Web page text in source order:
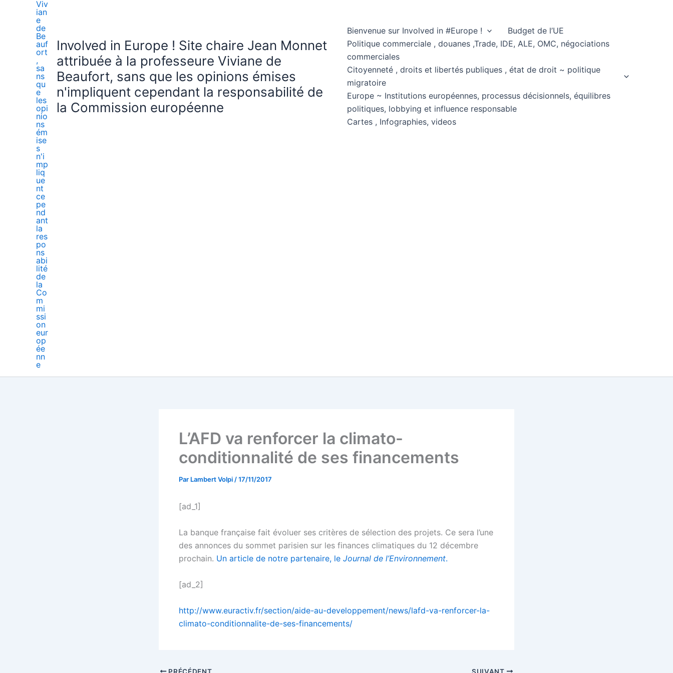
Involved in Europe ! Site chaire Jean Monnet
attribuée à la professeure Viviane de
Beaufort, sans que les opinions émises
n'impliquent cependant la responsabilité de
la Commission européenne
Bienvenue sur Involved in #Europe !
Budget de l’UE
Politique commerciale , douanes ,Trade, IDE, ALE, OMC, négociations
commerciales
Citoyenneté , droits et libertés publiques , état de droit ~ politique
migratoire
Europe ~ Institutions européennes, processus décisionnels, équilibres
politiques, lobbying et influence responsable
Cartes , Infographies, videos
L’AFD va renforcer la climato-
conditionnalité de ses financements
Par Lambert Volpi /17/11/2017
[ad_1]
La banque française fait évoluer ses critères de sélection des projets. Ce sera l’une
des annonces du sommet parisien sur les finances climatiques du 12 décembre
prochain. Un article de notre partenaire, le Journal de l’Environnement.
[ad_2]
http://www.euractiv.fr/section/aide-au-developpement/news/lafd-va-renforcer-la-
climato-conditionnalite-de-ses-financements/
PRÉCÉDENT SUIVANT